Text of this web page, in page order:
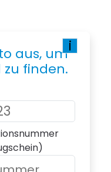
i
aus, um
zu finden.